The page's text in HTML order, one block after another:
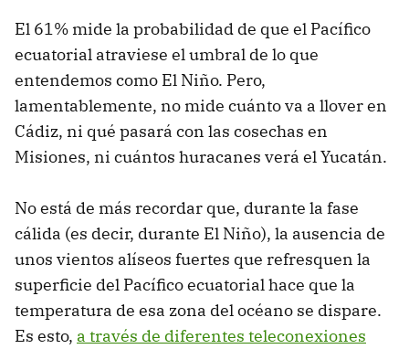
El 61% mide la probabilidad de que el Pacífico
ecuatorial atraviese el umbral de lo que
entendemos como El Niño. Pero,
lamentablemente, no mide cuánto va a llover en
Cádiz, ni qué pasará con las cosechas en
Misiones, ni cuántos huracanes verá el Yucatán.
No está de más recordar que, durante la fase
cálida (es decir, durante El Niño), la ausencia de
unos vientos alíseos fuertes que refresquen la
superficie del Pacífico ecuatorial hace que la
temperatura de esa zona del océano se dispare.
Es esto, a través de diferentes teleconexiones